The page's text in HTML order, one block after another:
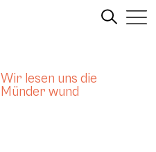
Wir lesen uns die
Münder wund